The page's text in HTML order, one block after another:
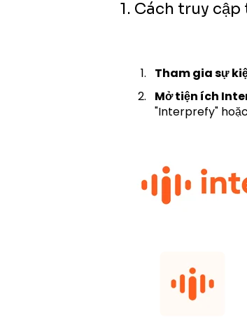
1. Cách truy
Tham gia sự
Mở tiện ích
"Interprefy"